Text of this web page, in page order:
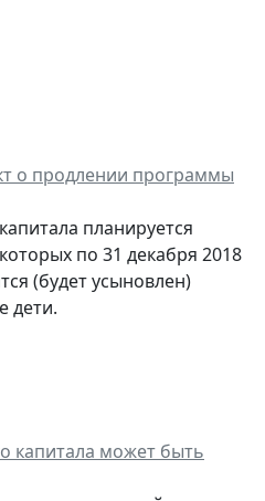
о продлении программы
планируется
по 31 декабря 2018
(будет усыновлен)
дети.
капитала может быть